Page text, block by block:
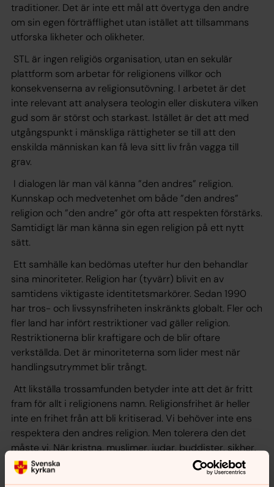
traditioner. Det är inte ett mål att övertyga den andre
om sin egen förträfflighet utan istället att tillsammans
utforska likheter och olikheter.
STL är ingen religiös organisation, utan en sekulär
plattform som arbetar för religionens villkor och
konsekvenserna av religionsutövning. I arbetet är det
inte relevant att analysera teologin eller diskutera vilken
gud som är störst och starkast. Istället är det att med
utgångspunkt i mänskliga rättigheter se till att den
enskilda människan kan få leva sitt liv från vagga till
grav.
I dialogen lär man väl känna ”den andres” religion.
Kunnskap och medvetenhet om både ”den andres”
religion och ”den andre” gör ofta att respekten förstärks.
Samtidigt lär man känna sin egen religion på ett nytt
sätt.
Ett samhälle kan bedömas utefter hur den behandlar
sina minoriteter. Religion har (tyvärr) blivit en av
samtidens viktigaste identitetsmarkörer. Sedan 1990
har tros- och livssynsfriheten inskränkts globalt. Fler och
fler land har infört restriktioner vad gäller religion.
Restriktionerna blir kraftigare och de blir oftare
verkställda. Det är minoriteterna som lider mest när
handlingsutrymmet blir trångt.
Att likställa trossamfunden betyder inte att det är fritt
fram för allt i religionens namn. Religionsfrihet är heller
inte en frihet från att bli kritiserad. Vi behöver inte ens
respektera den andres religion. Men tolerera den det
måste vi. När kristna, muslimer, judar, buddister, sikher,
hinduer och bahaier samlas till STL-dialog är det just
toleransen som övas upp och jämlikhet som man söker.